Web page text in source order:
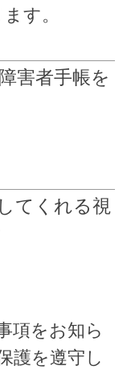
す。
害者手帳を
てくれる視
項をお知ら
護を遵守し